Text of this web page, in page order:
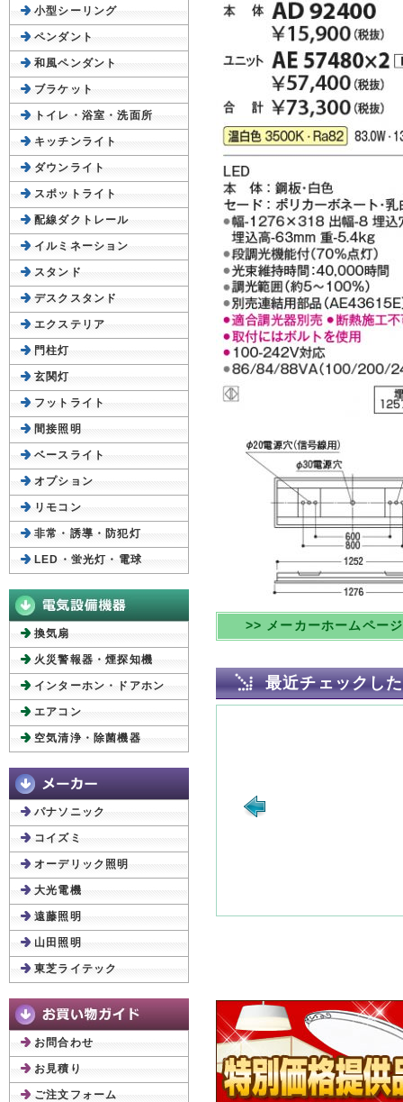
>> メーカーホームペー
最近チェックし
小型シーリング
ペンダント
和風ペンダント
ブラケット
トイレ・浴室・洗面所
キッチンライト
ダウンライト
スポットライト
配線ダクトレール
イルミネーション
スタンド
デスクスタンド
エクステリア
門柱灯
玄関灯
フットライト
間接照明
ベースライト
オプション
リモコン
非常・誘導・防犯灯
LED・蛍光灯・電球
換気扇
火災警報器・煙探知機
インターホン・ドアホン
エアコン
空気清浄・除菌機器
パナソニック
コイズミ
オーデリック照明
大光電機
遠藤照明
山田照明
東芝ライテック
お問合わせ
お見積り
ご注文フォーム